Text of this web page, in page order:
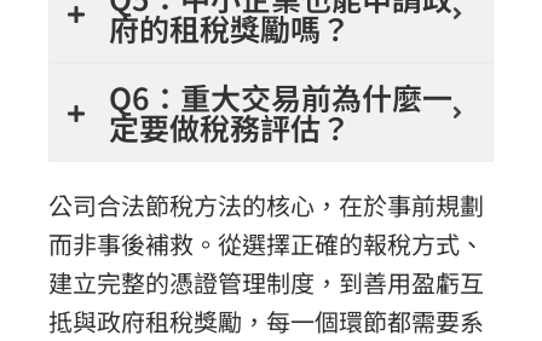
府的租稅獎勵嗎？
Q6：重大交易前為什麼一
定要做稅務評估？
公司合法節稅方法的核心，在於事前規劃
而非事後補救。從選擇正確的報稅方式、
建立完整的憑證管理制度，到善用盈虧互
抵與政府租稅獎勵，每一個環節都需要系